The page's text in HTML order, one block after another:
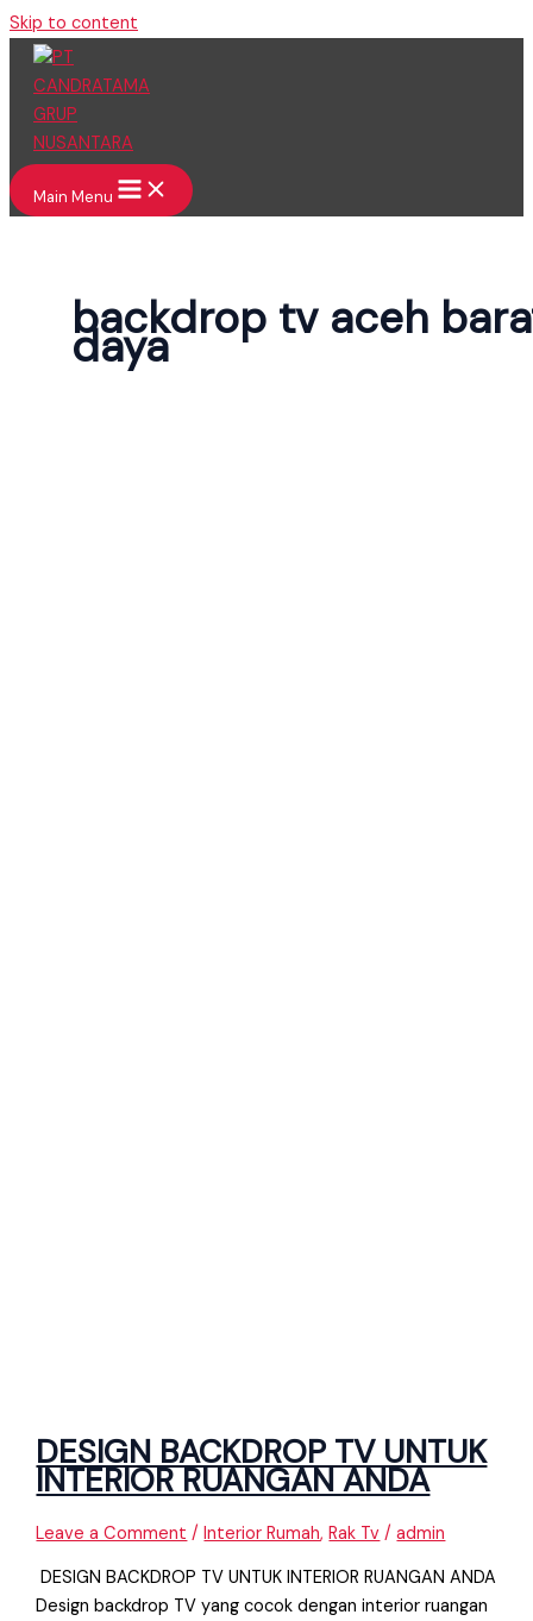
Skip to content
Main Menu
backdrop tv aceh
daya
DESIGN BACKDROP TV UNTUK
INTERIOR RUANGAN ANDA
Leave a Comment /Interior Rumah,Rak Tv /admin
DESIGN BACKDROP TV UNTUK INTERIOR RUANGAN ANDA
Design backdrop TV yang cocok dengan interior ruangan